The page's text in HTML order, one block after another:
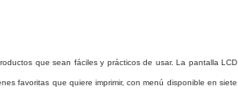
que sean fáciles y prácticos de usar. La pantalla LCD
favoritas que quiere imprimir, con menú disponible en siete